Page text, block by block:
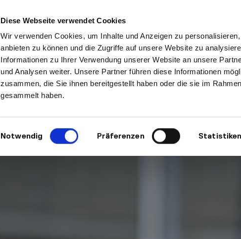
Diese Webseite verwendet Cookies
Wir verwenden Cookies, um Inhalte und Anzeigen zu
anbieten zu können und die Zugriffe auf unsere Website zu
Informationen zu Ihrer Verwendung unserer Website an unsere
und Analysen weiter. Unsere Partner führen diese Informationen
zusammen, die Sie ihnen bereitgestellt haben oder die sie im
gesammelt haben.
Einwilligungsauswahl
Notwendig Präferenzen Statistiken